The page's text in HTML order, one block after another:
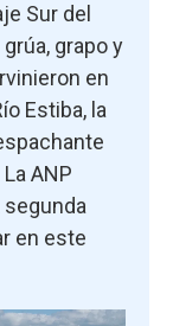
Sur del
grapo y
en
Estiba, la
ANP
en este